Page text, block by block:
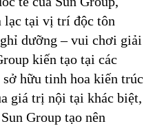
lạc tại vị trí độc tôn
dưỡng – vui chơi giải
kiến tạo tại các
hữu tinh hoa kiến trúc
giá trị nội tại khác biệt,
Group tạo nên